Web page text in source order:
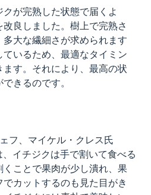
が完熟した状態で届くよ
良しました。樹上で完熟さ
大な繊細さが求められます
いるため、最適なタイミン
す。それにより、最高の状
できるのです。
フ、マイケル・クレス氏
、イチジクは手で割いて食べる
くことで果肉が少し潰れ、果
カットするのも見た目がき